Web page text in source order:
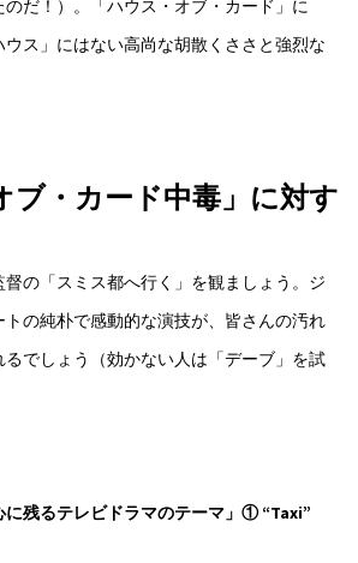
だ！）。「ハウス・オブ・カード」に
ス」にはない高尚な胡散くささと強烈な
ブ・カード中毒」に対す
の「スミス都へ行く」を観ましょう。ジ
トの純朴で感動的な演技が、皆さんの汚れ
でしょう（効かない人は「デーブ」を試
に残るテレビドラマのテーマ」① “Taxi”